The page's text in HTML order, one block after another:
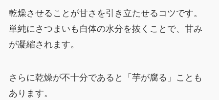
乾燥させることが甘さを引き立たせるコツです。
単純にさつまいも自体の水分を抜くことで、甘み
が凝縮されます。
さらに乾燥が不十分であると「芋が腐る」ことも
あります。